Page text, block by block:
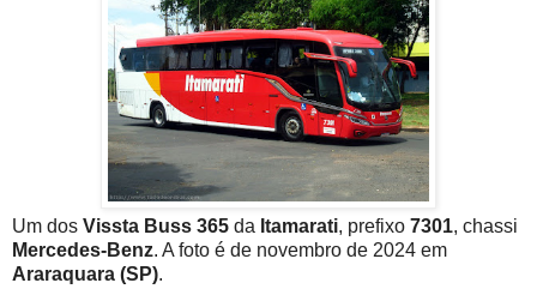
Um dos Vissta Buss 365 da Itamarati, prefixo 7301, chassi
Mercedes-Benz. A foto é de novembro de 2024 em
Araraquara (SP).